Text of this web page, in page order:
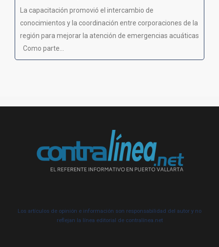
La capacitación promovió el intercambio de
conocimientos y la coordinación entre corporaciones de la
región para mejorar la atención de emergencias acuáticas
Como parte...
Los artículos de opinión e información son responsabilidad del autor y no
reflejan la línea editorial de contralínea.net